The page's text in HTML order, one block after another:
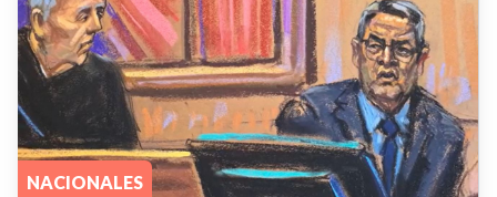
NACIONALES